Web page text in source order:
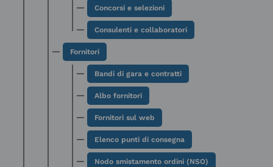
Concorsi e selezioni
Consulenti e collaboratori
Fornitori
Bandi di gara e contratti
Albo fornitori
Fornitori sul web
Elenco punti di consegna
Nodo smistamento ordini (NSO)